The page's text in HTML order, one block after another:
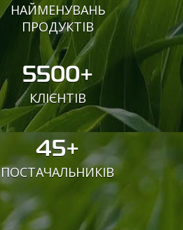
НАЙМЕНУВАНЬ
ПРОДУКТІВ
5500+
КЛІЄНТІВ
45+
ПОСТАЧАЛЬНИКІВ